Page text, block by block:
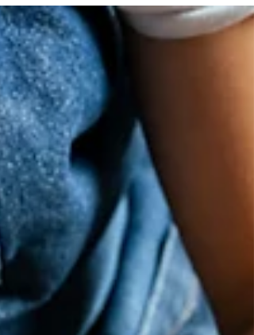
Montpellier, Nice a également ses maitres en la
matière. Ici, je vous présente la galette à la
de la boulangerie "La Niçoise" située dans le centre
ville. Croustillante et savoureuse, à travers la vitrine,
son look m'a fait de l'oeil. En même temps je savais